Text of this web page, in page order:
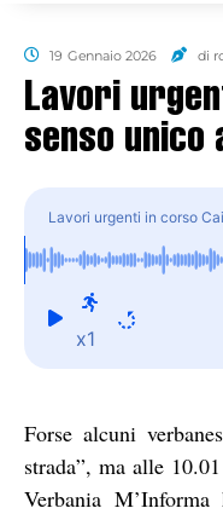
19 Gennaio 2026 di
Lavori
senso
Lavori urgenti in corso
x1
Forse alcuni
strada”, ma alle
Verbania